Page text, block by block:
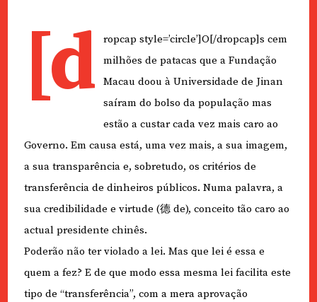
[d
ropcap style=’circle’]O[/dropcap]s cem
milhões de patacas que a Fundação
Macau doou à Universidade de Jinan
saíram do bolso da população mas
estão a custar cada vez mais caro ao
Governo. Em causa está, uma vez mais, a sua imagem,
a sua transparência e, sobretudo, os critérios de
transferência de dinheiros públicos. Numa palavra, a
sua credibilidade e virtude (德 de), conceito tão caro ao
actual presidente chinês.
Poderão não ter violado a lei. Mas que lei é essa e
quem a fez? E de que modo essa mesma lei facilita este
tipo de “transferência”, com a mera aprovação